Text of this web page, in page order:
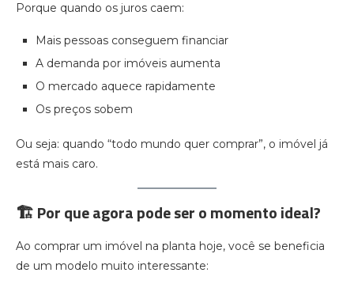
Porque quando os juros caem:
Mais pessoas conseguem financiar
A demanda por imóveis aumenta
O mercado aquece rapidamente
Os preços sobem
Ou seja: quando “todo mundo quer comprar”, o imóvel já
está mais caro.
🏗️ Por que agora pode ser o momento ideal?
Ao comprar um imóvel na planta hoje, você se beneficia
de um modelo muito interessante: